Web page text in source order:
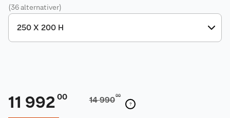
(36 alternativer)
11 992 00 14 99000